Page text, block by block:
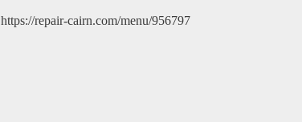
https://repair-cairn.com/menu/956797